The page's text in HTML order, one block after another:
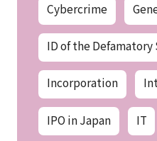
Cybercrime
ID of the
Incorporation
IPO in Japan IT